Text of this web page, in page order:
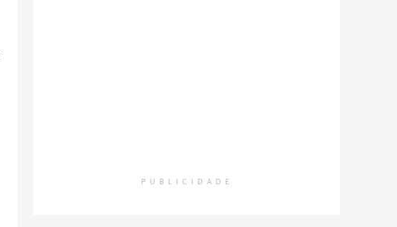
PUBLICIDADE